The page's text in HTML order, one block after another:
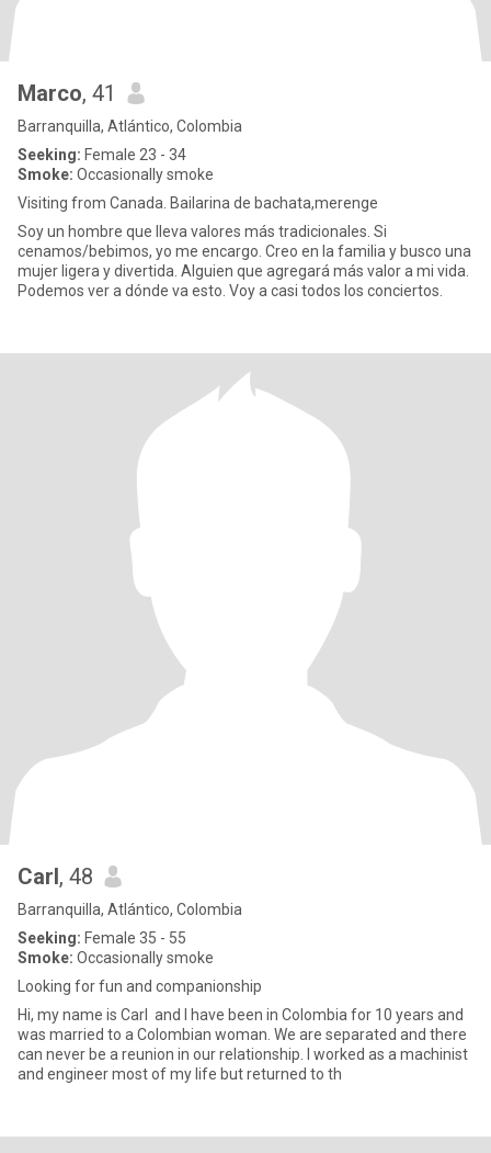
Marco, 41
Barranquilla, Atlántico, Colombia
Seeking: Female 23 - 34
Smoke: Occasionally smoke
Visiting from Canada. Bailarina de bachata,merenge
Soy un hombre que lleva valores más tradicionales. Si
cenamos/bebimos, yo me encargo. Creo en la familia y busco una
mujer ligera y divertida. Alguien que agregará más valor a mi vida.
Podemos ver a dónde va esto. Voy a casi todos los conciertos.
Carl, 48
Barranquilla, Atlántico, Colombia
Seeking: Female 35 - 55
Smoke: Occasionally smoke
Looking for fun and companionship
Hi, my name is Carl and I have been in Colombia for 10 years and
was married to a Colombian woman. We are separated and there
can never be a reunion in our relationship. I worked as a machinist
and engineer most of my life but returned to th